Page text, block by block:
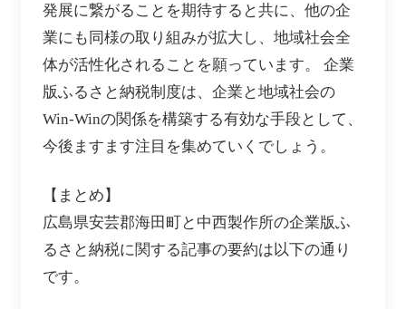
発展に繋がることを期待すると共に、他の企
業にも同様の取り組みが拡大し、地域社会全
体が活性化されることを願っています。 企業
版ふるさと納税制度は、企業と地域社会の
Win-Winの関係を構築する有効な手段として、
今後ますます注目を集めていくでしょう。
【まとめ】
広島県安芸郡海田町と中西製作所の企業版ふ
るさと納税に関する記事の要約は以下の通り
です。